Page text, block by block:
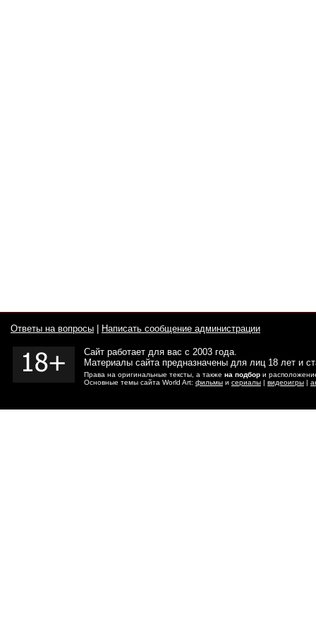
Ответы на вопросы Написать сообщение администрации
Сайт работает для вас с 2003 года.
Материалы сайта предназначены для лиц 18 лет и
Права на оригинальные тексты, а также на подбор и
Основные темы сайта World Art: фильмы и сериалы | видеоигры |